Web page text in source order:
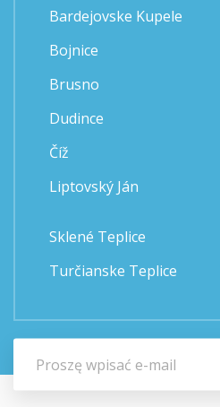
Bardejovske Kupele
Bojnice
Brusno
Dudince
Číž
Liptovský Ján
Sklené Teplice
Turčianske Teplice